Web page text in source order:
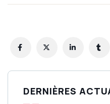
DERNIÈRES